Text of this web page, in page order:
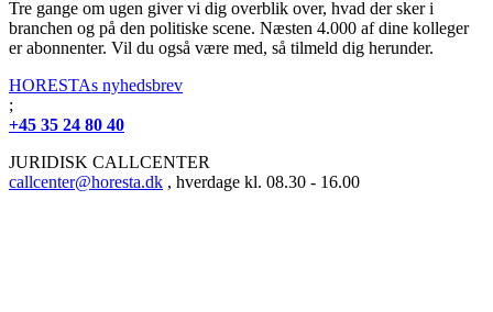
Tre gange om ugen giver vi dig overblik over, hvad der sker i
branchen og på den politiske scene. Næsten 4.000 af dine kolleger
er abonnenter. Vil du også være med, så tilmeld dig herunder.
HORESTAs nyhedsbrev
;
+45 35 24 80 40
JURIDISK CALLCENTER
callcenter@horesta.dk , hverdage kl. 08.30 - 16.00